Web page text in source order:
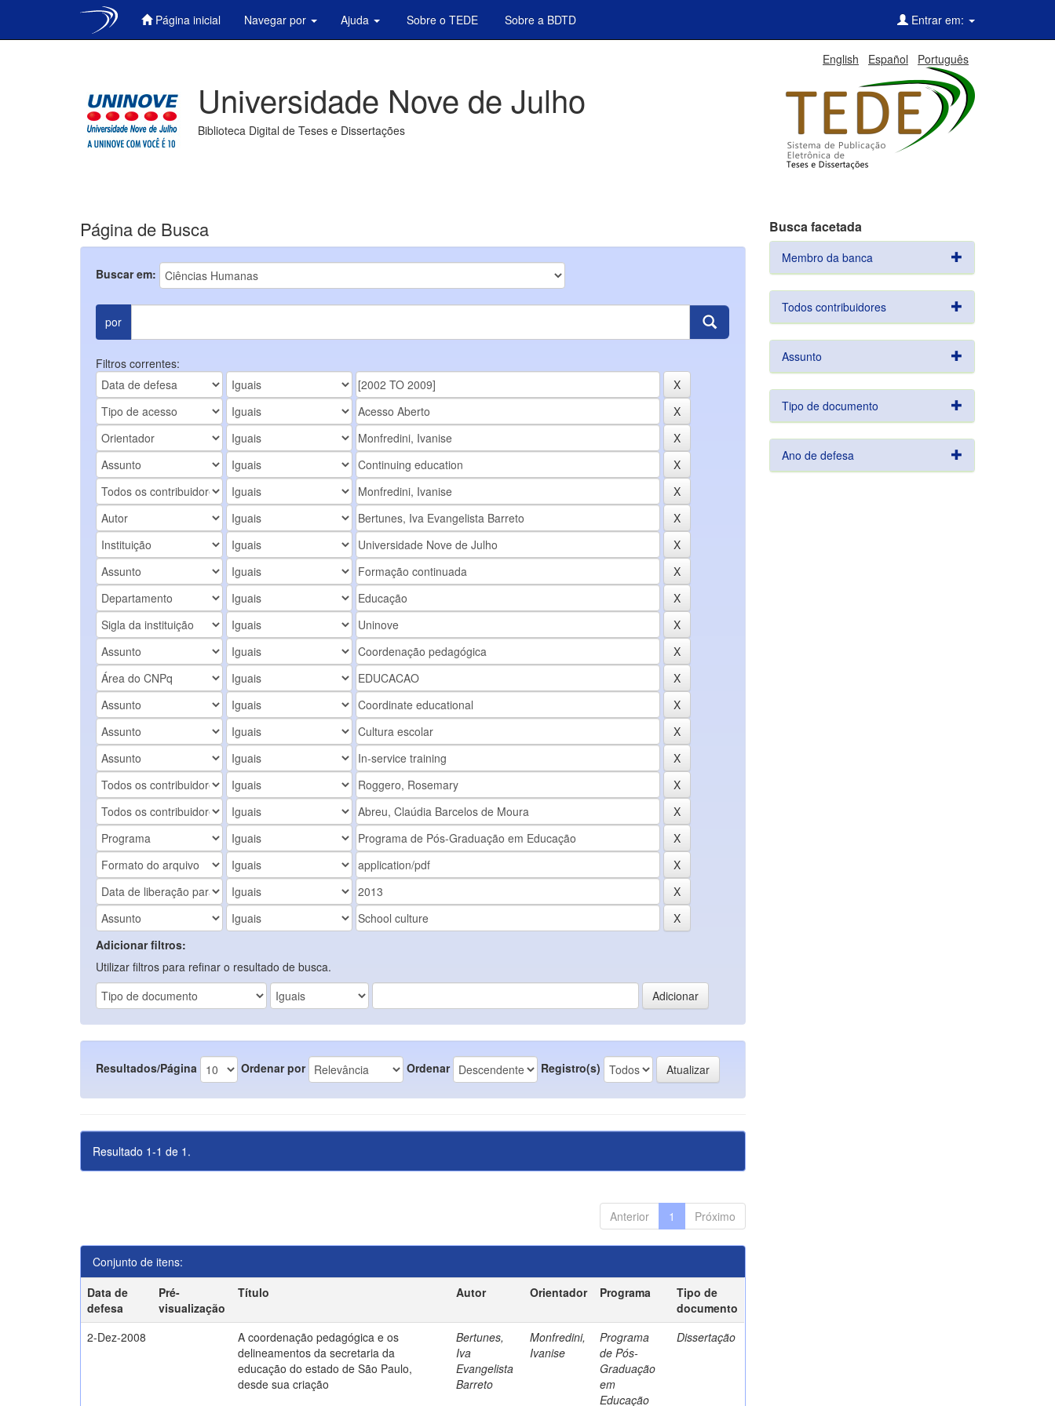
Página inicial Navegar por Ajuda Sobre o TEDE Sobre a BDTD Entrar em:
English Español Português
Universidade Nove de Julho
Biblioteca Digital de Teses e Dissertações
Página de Busca
Buscar em:
por
Filtros correntes:
Adicionar filtros:
Utilizar filtros para refinar o resultado de busca.
Resultados/Página Ordenar por Ordenar Registro(s)
Resultado 1-1 de 1.
Anterior 1 Próximo
Conjunto de itens:
Data de
defesa
Pré-
visualização
Título Autor Orientador Programa
Tipo de
documento
2-Dez-2008
A coordenação pedagógica e os
delineamentos da secretaria da
educação do estado de São Paulo,
desde sua criação
Bertunes,
Iva
Evangelista
Barreto
Monfredini,
Ivanise
Programa
de Pós-
Graduação
em
Educação
Dissertação
Busca facetada
Membro da banca
Todos contribuidores
Assunto
Tipo de documento
Ano de defesa